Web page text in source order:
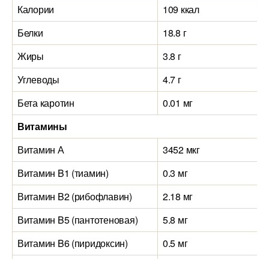
Калории
109 ккал
Белки
18.8 г
Жиры
3.8 г
Углеводы
4.7 г
Бета каротин
0.01 мг
Витамины
Витамин А
3452 мкг
Витамин B1 (тиамин)
0.3 мг
Витамин B2 (рибофлавин)
2.18 мг
Витамин B5 (пантотеновая)
5.8 мг
Витамин B6 (пиридоксин)
0.5 мг